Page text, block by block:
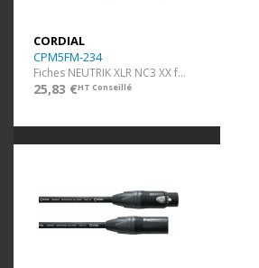
CORDIAL
CPM5FM-234
Fiches NEUTRIK XLR NC3 XX f/m - faible résistance - 5 m
25,83 €HT Conseillé